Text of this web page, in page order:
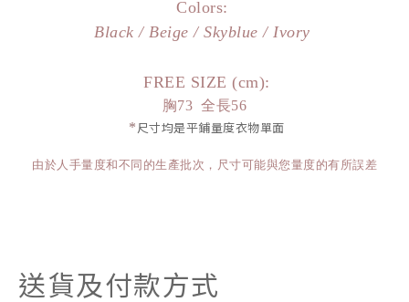
Colors:
Black / Beige / Skyblue / Ivory
FREE SIZE (cm):
胸73 全長56
*尺寸均是平鋪量度衣物單面
由於人手量度和不同的生產批次，尺寸可能與您量度的有所誤差
送貨及付款方式